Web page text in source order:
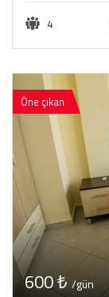
4
Öne çıkan
600 ₺/gün